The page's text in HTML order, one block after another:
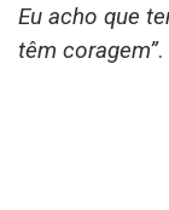
Eu acho que
têm coragem”.